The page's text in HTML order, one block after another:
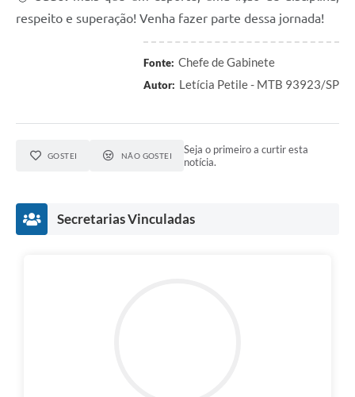
respeito e superação! Venha fazer parte dessa jornada!
Fonte: Chefe de Gabinete
Autor: Letícia Petile - MTB 93923/SP
GOSTEI NÃO GOSTEI
Seja o primeiro a curtir esta
notícia.
Secretarias Vinculadas